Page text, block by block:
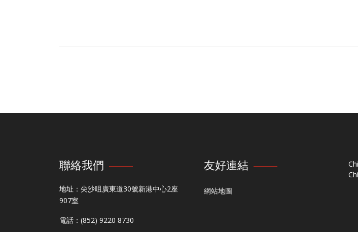
聯絡我們
地址：尖沙咀廣東道30號新港中心2座
907室
電話：(852) 9220 8730
友好連結
網站地圖